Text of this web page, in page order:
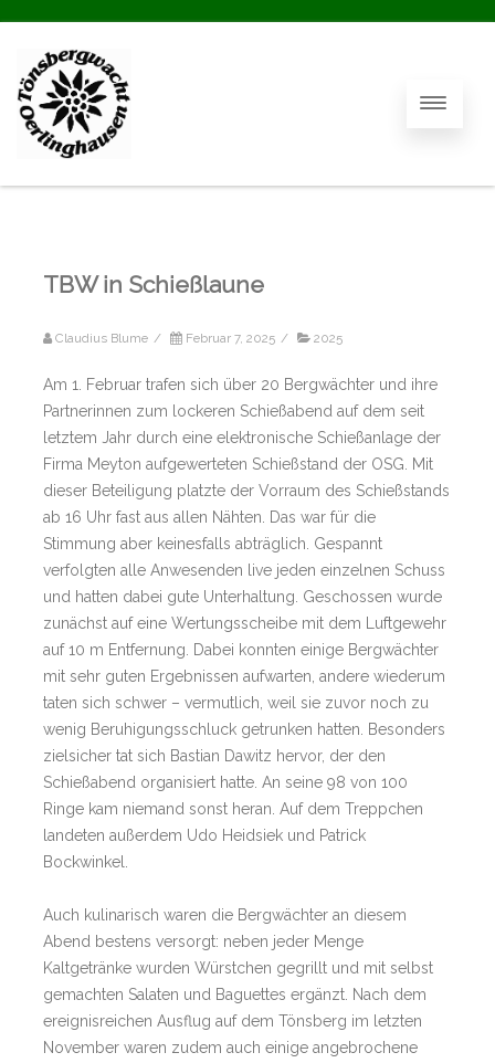
TBW in Schießlaune
Claudius Blume / Februar 7, 2025 / 2025
Am 1. Februar trafen sich über 20 Bergwächter und ihre
Partnerinnen zum lockeren Schießabend auf dem seit
letztem Jahr durch eine elektronische Schießanlage der
Firma Meyton aufgewerteten Schießstand der OSG. Mit
dieser Beteiligung platzte der Vorraum des Schießstands
ab 16 Uhr fast aus allen Nähten. Das war für die
Stimmung aber keinesfalls abträglich. Gespannt
verfolgten alle Anwesenden live jeden einzelnen Schuss
und hatten dabei gute Unterhaltung. Geschossen wurde
zunächst auf eine Wertungsscheibe mit dem Luftgewehr
auf 10 m Entfernung. Dabei konnten einige Bergwächter
mit sehr guten Ergebnissen aufwarten, andere wiederum
taten sich schwer – vermutlich, weil sie zuvor noch zu
wenig Beruhigungsschluck getrunken hatten. Besonders
zielsicher tat sich Bastian Dawitz hervor, der den
Schießabend organisiert hatte. An seine 98 von 100
Ringe kam niemand sonst heran. Auf dem Treppchen
landeten außerdem Udo Heidsiek und Patrick
Bockwinkel.
Auch kulinarisch waren die Bergwächter an diesem
Abend bestens versorgt: neben jeder Menge
Kaltgetränke wurden Würstchen gegrillt und mit selbst
gemachten Salaten und Baguettes ergänzt. Nach dem
ereignisreichen Ausflug auf dem Tönsberg im letzten
November waren zudem auch einige angebrochene